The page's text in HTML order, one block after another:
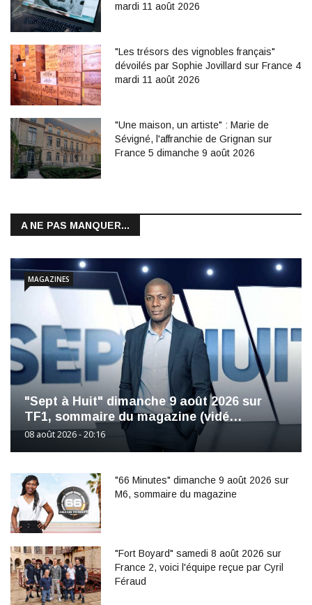
mardi 11 août 2026
"Les trésors des vignobles français"
dévoilés par Sophie Jovillard sur France 4
mardi 11 août 2026
"Une maison, un artiste" : Marie de
Sévigné, l'affranchie de Grignan sur
France 5 dimanche 9 août 2026
A NE PAS MANQUER...
"Sept à Huit" dimanche 9 août 2026 sur
TF1, sommaire du magazine (vidé…
08 août 2026 - 20:16
MAGAZINES
"66 Minutes" dimanche 9 août 2026 sur
M6, sommaire du magazine
"Fort Boyard" samedi 8 août 2026 sur
France 2, voici l'équipe reçue par Cyril
Féraud